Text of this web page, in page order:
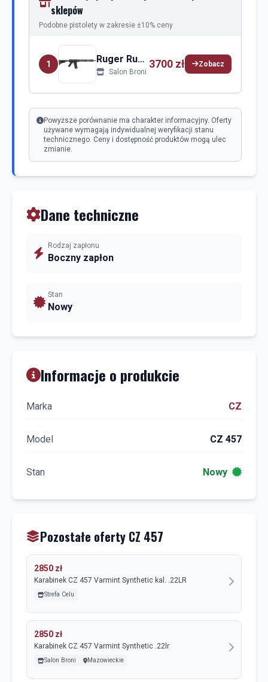
sklepów
Podobne pistolety w zakresie ±10% ceny
1 Ruger Ruger Harrier
Salon Broni
3700 zł Zobacz
Powyższe porównanie ma charakter informacyjny. Oferty
używane wymagają indywidualnej weryfikacji stanu
technicznego. Ceny i dostępność produktów mogą ulec
zmianie.
Dane techniczne
Rodzaj zapłonu
Boczny zapłon
Stan
Nowy
Informacje o produkcie
Marka CZ
Model CZ 457
Stan Nowy
Pozostałe oferty CZ 457
2850 zł
Karabinek CZ 457 Varmint Synthetic kal. .22LR
Strefa Celu
2850 zł
Karabinek CZ 457 Varmint Synthetic .22lr
Salon Broni Mazowieckie